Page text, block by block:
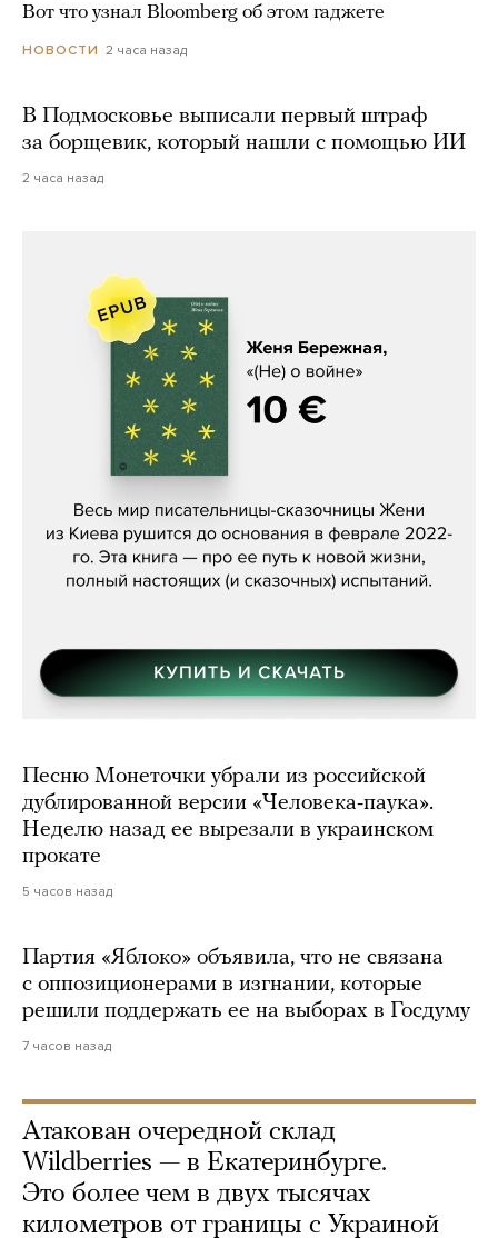
Вот что узнал Bloomberg об этом гаджете
НОВОСТИ 2 часа назад
В Подмосковье выписали первый штраф
за борщевик, который нашли с помощью ИИ
2 часа назад
Женя Бережная, «(Не) о войне»
Песню Монеточки убрали из российской
дублированной версии «Человека-паука».
Неделю назад ее вырезали в украинском
прокате
5 часов назад
Партия «Яблоко» объявила, что не связана
с оппозиционерами в изгнании, которые
решили поддержать ее на выборах в Госдуму
7 часов назад
Атакован очередной склад
Wildberries — в Екатеринбурге.
Это более чем в двух тысячах
километров от границы с Украиной